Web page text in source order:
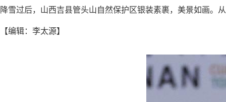
降雪过后，山西吉县管头山自然保护区银装素裹，美景如画。
【编辑：李太源】